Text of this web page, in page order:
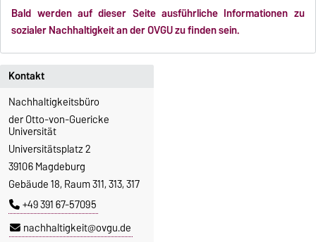
Bald werden auf dieser Seite ausführliche Informationen zu
sozialer Nachhaltigkeit an der OVGU zu finden sein.
Kontakt
Nachhaltigkeitsbüro
der Otto-von-Guericke
Universität
Universitätsplatz 2
39106 Magdeburg
Gebäude 18, Raum 311, 313, 317
+49 391 67-57095
nachhaltigkeit@ovgu.de